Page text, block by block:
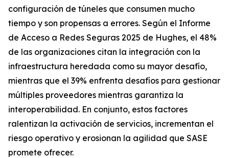
configuración de túneles que consumen mucho
tiempo y son propensas a errores. Según el Informe
de Acceso a Redes Seguras 2025 de Hughes, el 48%
de las organizaciones citan la integración con la
infraestructura heredada como su mayor desafío,
mientras que el 39% enfrenta desafíos para gestionar
múltiples proveedores mientras garantiza la
interoperabilidad. En conjunto, estos factores
ralentizan la activación de servicios, incrementan el
riesgo operativo y erosionan la agilidad que SASE
promete ofrecer.